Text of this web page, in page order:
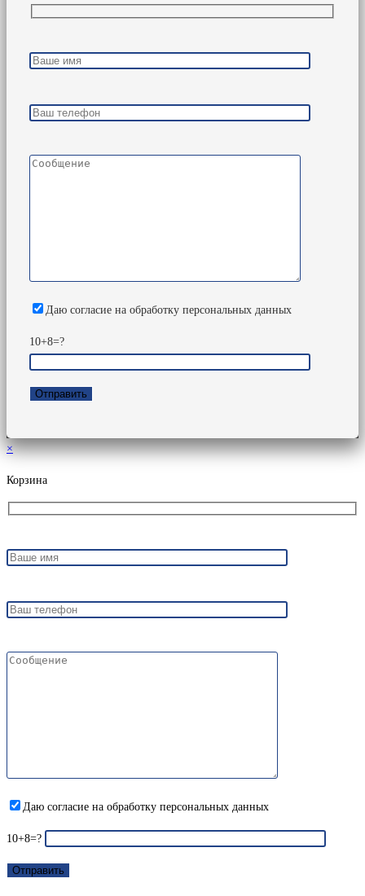
Даю согласие на обработку персональных данных
10+8=?
×
Корзина
Даю согласие на обработку персональных данных
10+8=?